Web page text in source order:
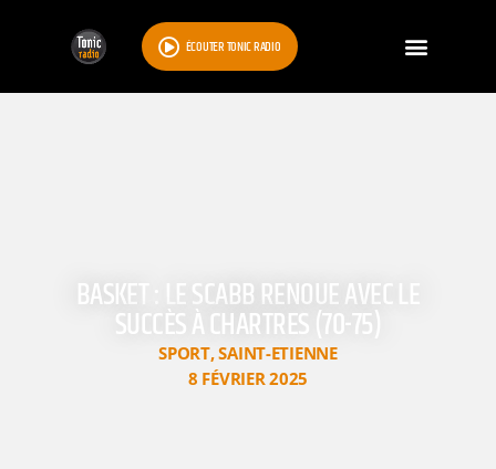
ÉCOUTER TONIC RADIO
BASKET : LE SCABB RENOUE AVEC LE
SUCCÈS À CHARTRES (70-75)
SPORT,SAINT-ETIENNE
8 FÉVRIER 2025